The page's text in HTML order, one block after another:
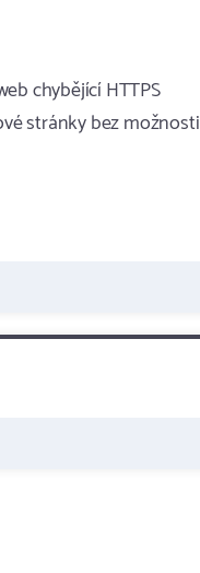
chybějící HTTPS
stránky bez možnosti